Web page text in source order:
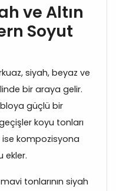
ve Altın
Soyut
siyah, beyaz ve
bir araya gelir.
güçlü bir
koyu tonları
ise kompozisyona
ekler.
tonlarının siyah